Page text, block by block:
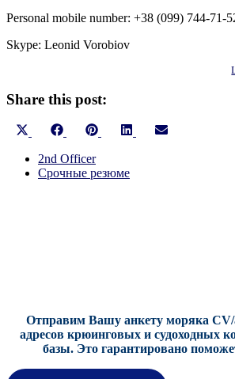
Personal mobile number: +38 (099) 744-71-
Skype: Leonid Vorobiov
Share this post:
Share
Share
FacebookShare
Pinterest Share
LinkedInShare
2nd Officer
Срочные резюме
Отправим Вашу анкету моряка CV/
адресов крюинговых и судоходных
базы. Это гарантировано